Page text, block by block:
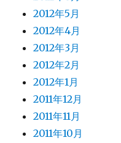
2012年5月
2012年4月
2012年3月
2012年2月
2012年1月
2011年12月
2011年11月
2011年10月